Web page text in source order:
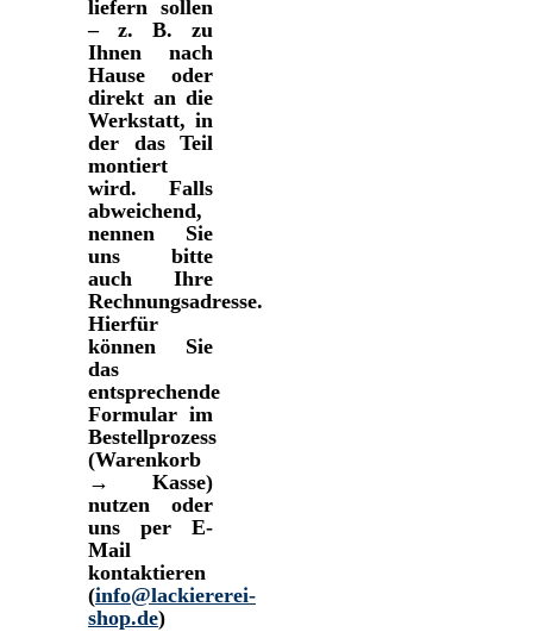
liefern sollen
– z. B. zu
Ihnen nach
Hause oder
direkt an die
Werkstatt, in
der das Teil
montiert
wird. Falls
abweichend,
nennen Sie
uns bitte
auch Ihre
Rechnungsadresse.
Hierfür
können Sie
das
entsprechende
Formular im
Bestellprozess
(Warenkorb
→ Kasse)
nutzen oder
uns per E-
Mail
kontaktieren
(info@lackiererei-
shop.de)